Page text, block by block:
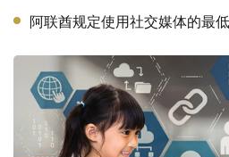
阿联酋规定使用社交媒体的最低